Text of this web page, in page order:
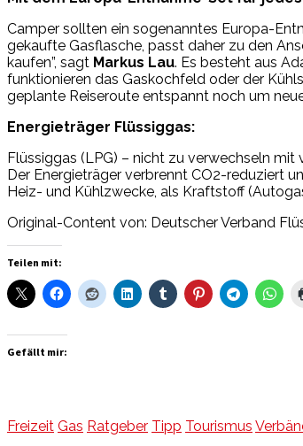
Camper sollten ein sogenanntes Europa-
gekaufte Gasflasche, passt daher zu den
kaufen”, sagt Markus Lau. Es besteht aus
funktionieren das Gaskochfeld oder der
geplante Reiseroute entspannt noch um
Energieträger Flüssiggas:
Flüssiggas (LPG) – nicht zu verwechseln
Der Energieträger verbrennt CO2-reduziert
Heiz- und Kühlzwecke, als Kraftstoff
Original-Content von: Deutscher Verband
Teilen mit:
Gefällt mir:
Freizeit Gas Ratgeber Tipp Tourismus